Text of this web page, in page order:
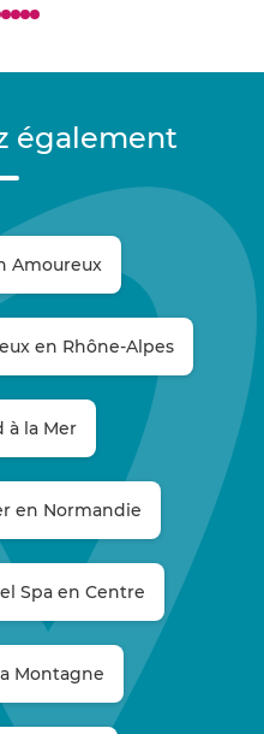
également
Amoureux
en Rhône-Alpes
à la Mer
en Normandie
Spa en Centre
Montagne